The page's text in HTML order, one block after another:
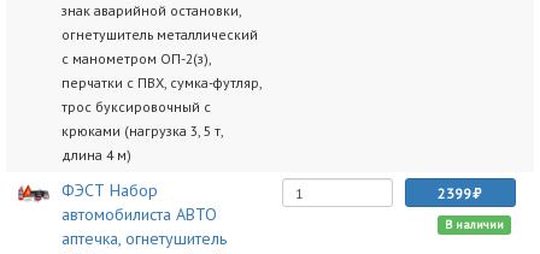
знак аварийной остановки,
огнетушитель металлический
с манометром ОП-2(з),
перчатки с ПВХ, сумка-футляр,
трос буксировочный с
крюками (нагрузка 3, 5 т,
длина 4 м)
ФЭСТ Набор
автомобилиста АВТО
аптечка, огнетушитель
2399
В наличии